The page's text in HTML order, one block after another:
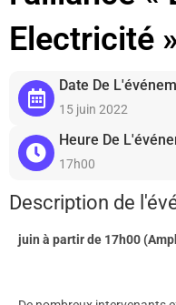
Electricité
Date De
15 juin 2022
Heure De
17h00
Description de
juin à partir de 17h00